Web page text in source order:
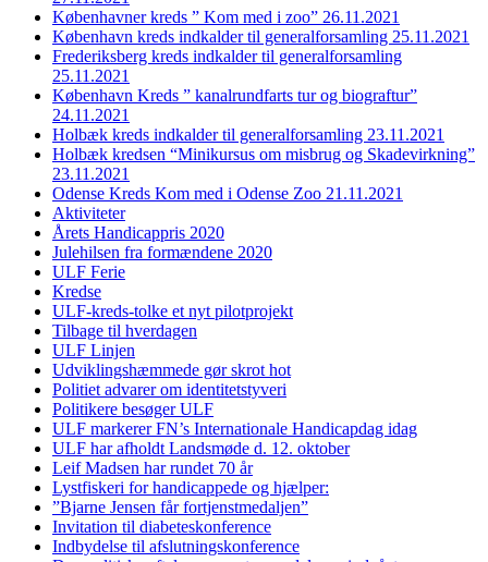
Københavner kreds ” Kom med i zoo” 26.11.2021
København kreds indkalder til generalforsamling 25.11.2021
Frederiksberg kreds indkalder til generalforsamling
25.11.2021
København Kreds ” kanalrundfarts tur og biograftur”
24.11.2021
Holbæk kreds indkalder til generalforsamling 23.11.2021
Holbæk kredsen “Minikursus om misbrug og Skadevirkning”
23.11.2021
Odense Kreds Kom med i Odense Zoo 21.11.2021
Aktiviteter
Årets Handicappris 2020
Julehilsen fra formændene 2020
ULF Ferie
Kredse
ULF-kreds-tolke et nyt pilotprojekt
Tilbage til hverdagen
ULF Linjen
Udviklingshæmmede gør skrot hot
Politiet advarer om identitetstyveri
Politikere besøger ULF
ULF markerer FN’s Internationale Handicapdag idag
ULF har afholdt Landsmøde d. 12. oktober
Leif Madsen har rundet 70 år
Lystfiskeri for handicappede og hjælper:
”Bjarne Jensen får fortjenstmedaljen”
Invitation til diabeteskonference
Indbydelse til afslutningskonference